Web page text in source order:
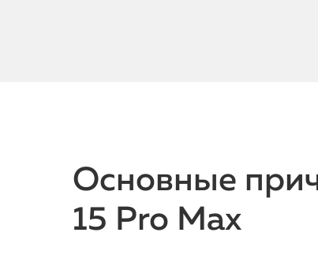
Основные
15 Pro Max